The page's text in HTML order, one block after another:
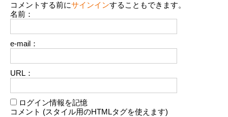
コメントする前にサインインすることもできます。
名前：
e-mail：
URL：
ログイン情報を記憶
コメント (スタイル用のHTMLタグを使えます)